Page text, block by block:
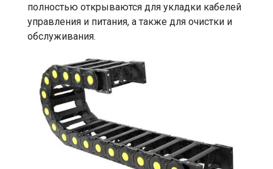
полностью открываются для укладки кабелей
управления и питания, а также для очистки и
обслуживания.